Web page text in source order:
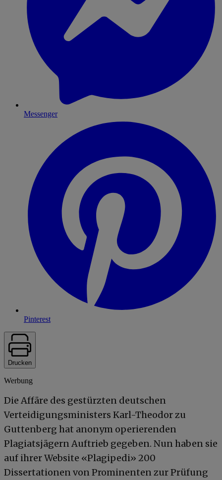
Messenger
Pinterest
Drucken
Werbung
Die Affäre des gestürzten deutschen
Verteidigungsministers Karl-Theodor zu
Guttenberg hat anonym operierenden
Plagiatsjägern Auftrieb gegeben. Nun haben sie
auf ihrer Website «Plagipedi» 200
Dissertationen von Prominenten zur Prüfung